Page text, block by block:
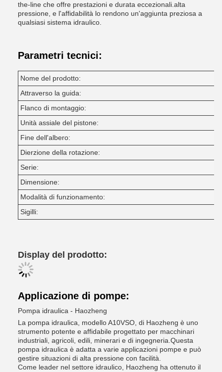
the-line che offre prestazioni e durata eccezionali.alta
pressione, e l'affidabilità lo rendono un'aggiunta preziosa a
qualsiasi sistema idraulico.
Parametri tecnici:
Nome del prodotto:
Attraverso la guida:
Flanco di montaggio:
Unità assiale del pistone:
Fine dell'albero:
Dierzione della rotazione:
Serie:
Dimensione:
Modalità di funzionamento:
Sigilli:
Display del prodotto:
Applicazione di pompe:
Pompa idraulica - Haozheng
La pompa idraulica, modello A10VSO, di Haozheng è uno
strumento potente e affidabile progettato per macchinari
industriali, agricoli, edili, minerari e di ingegneria.Questa
pompa idraulica è adatta a varie applicazioni pompe e può
gestire situazioni di alta pressione con facilità.
Come leader nel settore idraulico, Haozheng ha ottenuto il